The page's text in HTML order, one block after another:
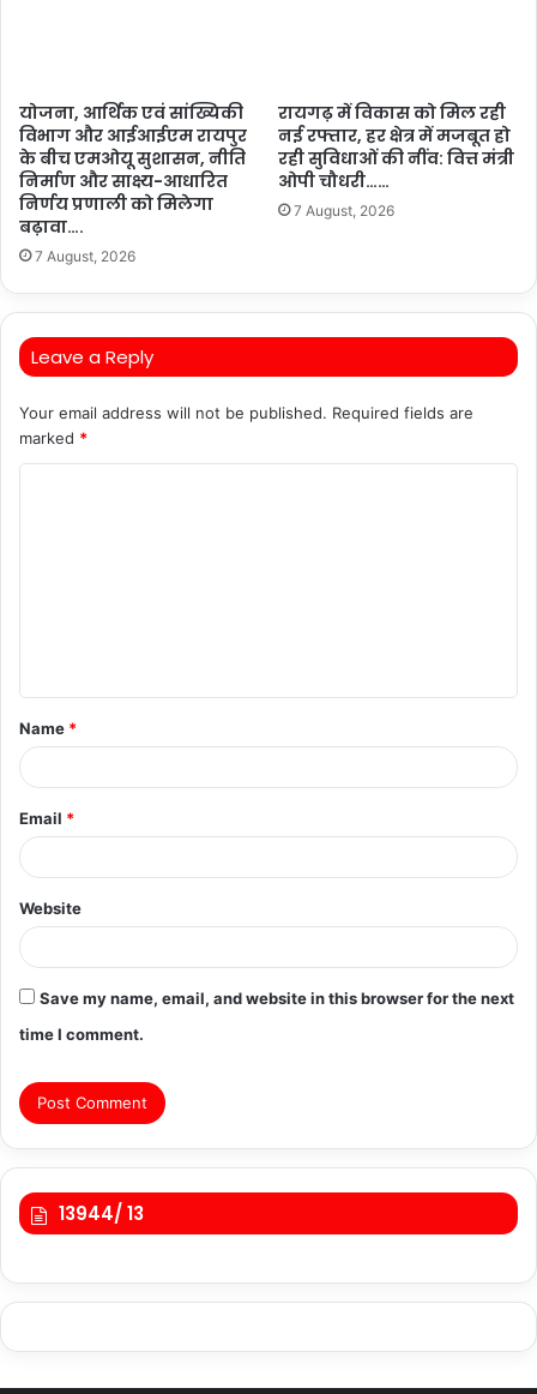
योजना, आर्थिक एवं सांख्यिकी
विभाग और आईआईएम रायपुर
के बीच एमओयू सुशासन, नीति
निर्माण और साक्ष्य-आधारित
निर्णय प्रणाली को मिलेगा
बढ़ावा….
7 August, 2026
रायगढ़ में विकास को मिल रही
नई रफ्तार, हर क्षेत्र में मजबूत हो
रही सुविधाओं की नींव: वित्त मंत्री
ओपी चौधरी……
7 August, 2026
Leave a Reply
Your email address will not be published. Required fields are
marked *
t
*
Name *
Email *
Website
Save my name, email, and website in this browser for the next
time I comment.
13944/ 13